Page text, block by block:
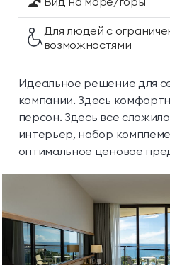
Для людей с
возможностями
Идеальное решение для
компании. Здесь
персон. Здесь все
интерьер, набор
оптимальное ценовое